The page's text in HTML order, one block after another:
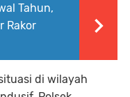
Tahun,
Rakor
di wilayah